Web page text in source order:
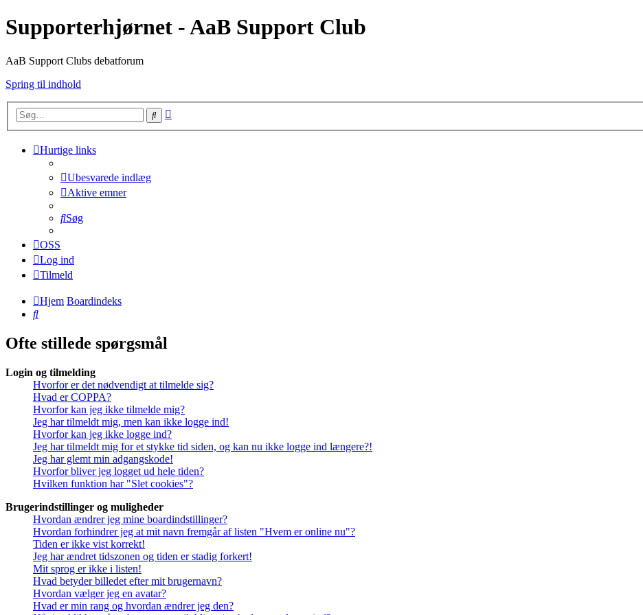
Supporterhjørnet - AaB Support Club
AaB Support Clubs debatforum
Spring til indhold
Søg
Hurtige links
Ubesvarede indlæg
Aktive emner
Søg
OSS
Log ind
Tilmeld
Hjem Boardindeks
Søg
Ofte stillede spørgsmål
Login og tilmelding
Hvorfor er det nødvendigt at tilmelde sig?
Hvad er COPPA?
Hvorfor kan jeg ikke tilmelde mig?
Jeg har tilmeldt mig, men kan ikke logge ind!
Hvorfor kan jeg ikke logge ind?
Jeg har tilmeldt mig for et stykke tid siden, og kan nu ikke logge ind længere?!
Jeg har glemt min adgangskode!
Hvorfor bliver jeg logget ud hele tiden?
Hvilken funktion har "Slet cookies"?
Brugerindstillinger og muligheder
Hvordan ændrer jeg mine boardindstillinger?
Hvordan forhindrer jeg at mit navn fremgår af listen "Hvem er online nu"?
Tiden er ikke vist korrekt!
Jeg har ændret tidszonen og tiden er stadig forkert!
Mit sprog er ikke i listen!
Hvad betyder billedet efter mit brugernavn?
Hvordan vælger jeg en avatar?
Hvad er min rang og hvordan ændrer jeg den?